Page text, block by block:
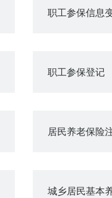
职工参保信息
职工参保登记
居民养老保险
城乡居民基本